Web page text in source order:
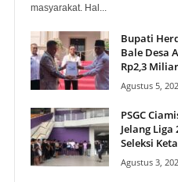
masyarakat. Hal...
Bupati
Bale Desa
Rp2,3
Agustus 5,
PSGC
Jelang
Seleksi
Agustus 3,